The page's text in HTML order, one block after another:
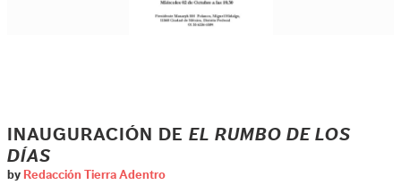
INAUGURACIÓN DE EL RUMBO DE LOS
DÍAS
by Redacción Tierra Adentro